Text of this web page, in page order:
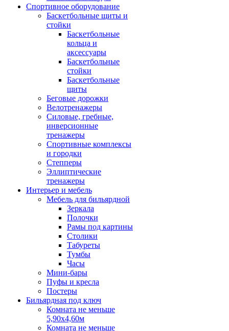
Спортивное оборудование
Баскетбольные щиты и
стойки
Баскетбольные
кольца и
аксессуары
Баскетбольные
стойки
Баскетбольные
щиты
Беговые дорожки
Велотренажеры
Силовые, гребные,
инверсионные
тренажеры
Спортивные комплексы
и городки
Степперы
Эллиптические
тренажеры
Интерьер и мебель
Мебель для бильярдной
Зеркала
Полочки
Рамы под картины
Столики
Табуреты
Тумбы
Часы
Мини-бары
Пуфы и кресла
Постеры
Бильярдная под ключ
Комната не меньше
5,90х4,60м
Комната не меньше